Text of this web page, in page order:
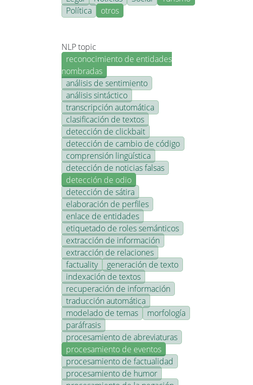
Política
otros
NLP topic
reconocimiento de entidades
nombradas
análisis de sentimiento
análisis sintáctico
transcripción automática
clasificación de textos
detección de clickbait
detección de cambio de código
comprensión lingüística
detección de noticias falsas
detección de odio
detección de sátira
elaboración de perfiles
enlace de entidades
etiquetado de roles semánticos
extracción de información
extracción de relaciones
factuality
generación de texto
indexación de textos
recuperación de información
traducción automática
modelado de temas
morfología
paráfrasis
procesamiento de abreviaturas
procesamiento de eventos
procesamiento de factualidad
procesamiento de humor